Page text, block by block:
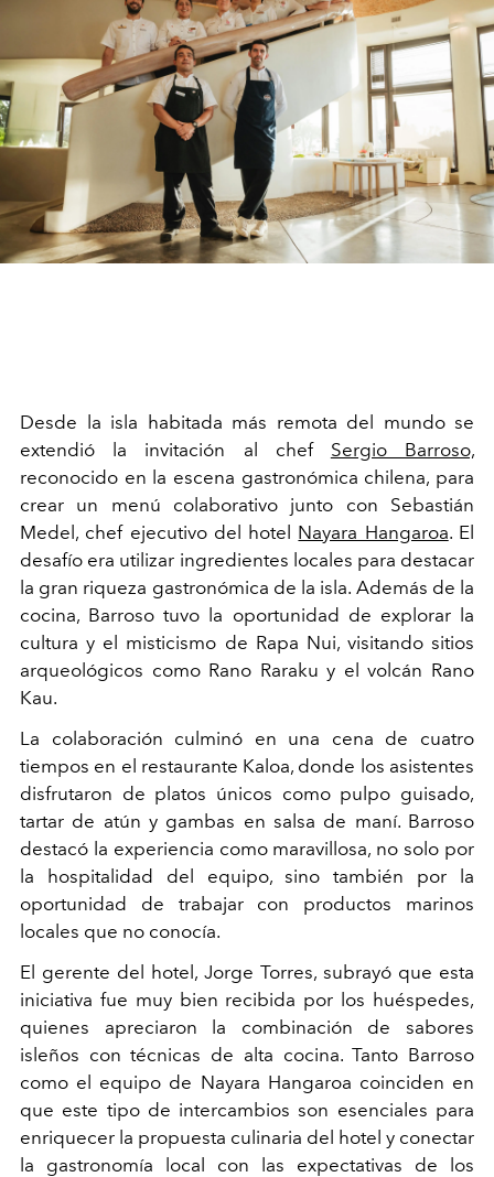
Desde la isla habitada más remota del mundo se
extendió la invitación al chef Sergio Barroso,
reconocido en la escena gastronómica chilena, para
crear un menú colaborativo junto con Sebastián
Medel, chef ejecutivo del hotel Nayara Hangaroa. El
desafío era utilizar ingredientes locales para destacar
la gran riqueza gastronómica de la isla. Además de la
cocina, Barroso tuvo la oportunidad de explorar la
cultura y el misticismo de Rapa Nui, visitando sitios
arqueológicos como Rano Raraku y el volcán Rano
Kau.
La colaboración culminó en una cena de cuatro
tiempos en el restaurante Kaloa, donde los asistentes
disfrutaron de platos únicos como pulpo guisado,
tartar de atún y gambas en salsa de maní. Barroso
destacó la experiencia como maravillosa, no solo por
la hospitalidad del equipo, sino también por la
oportunidad de trabajar con productos marinos
locales que no conocía.
El gerente del hotel, Jorge Torres, subrayó que esta
iniciativa fue muy bien recibida por los huéspedes,
quienes apreciaron la combinación de sabores
isleños con técnicas de alta cocina. Tanto Barroso
como el equipo de Nayara Hangaroa coinciden en
que este tipo de intercambios son esenciales para
enriquecer la propuesta culinaria del hotel y conectar
la gastronomía local con las expectativas de los